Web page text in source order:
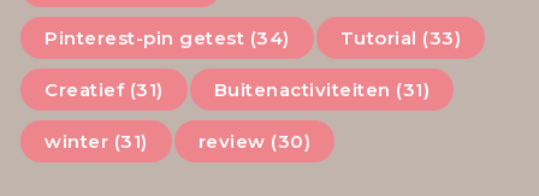
Pinterest-pin getest (34) Tutorial (33)
Creatief (31) Buitenactiviteiten (31)
winter (31) review (30)